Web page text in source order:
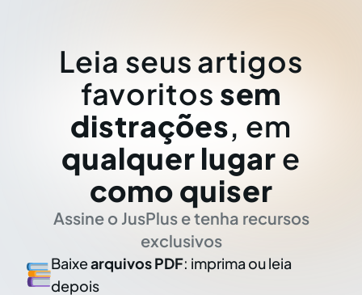
Leia seus artigos
favoritos sem
distrações, em
qualquer lugar e
como quiser
Assine o JusPlus e tenha recursos
exclusivos
Baixearquivos PDF: imprima ou leia
depois